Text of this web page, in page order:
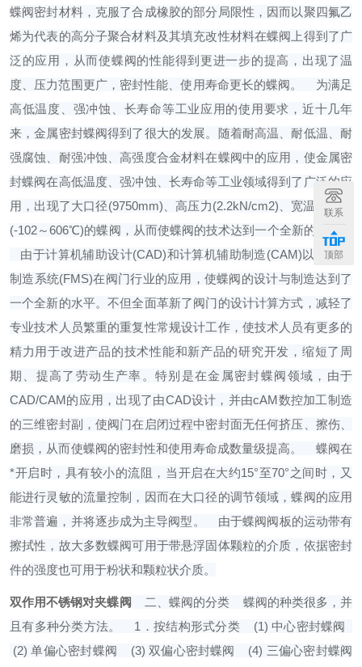
蝶阀密封材料，克服了合成橡胶的部分局限性，因而以聚四氟乙
烯为代表的高分子聚合材料及其填充改性材料在蝶阀上得到了广
泛的应用，从而使蝶阀的性能得到更进一步的提高，出现了温
度、压力范围更广，密封性能、使用寿命更长的蝶阀。
为满足
高低温度、强冲蚀、长寿命等工业应用的使用要求，近十几年
来，金属密封蝶阀得到了很大的发展。随着耐高温、耐低温、耐
强腐蚀、耐强冲蚀、高强度合金材料在蝶阀中的应用，使金属密
封蝶阀在高低温度、强冲蚀、长寿命等工业领域得到了广泛的应
用，出现了大口径(9750mm)、高压力(2.2kN/cm2)、宽温度范围
(-102～606℃)的蝶阀，从而使蝶阀的技术达到一个全新的水平。
由于计算机辅助设计(CAD)和计算机辅助制造(CAM)以及柔性
制造系统(FMS)在阀门行业的应用，使蝶阀的设计与制造达到了
一个全新的水平。不但全面革新了阀门的设计计算方式，减轻了
专业技术人员繁重的重复性常规设计工作，使技术人员有更多的
精力用于改进产品的技术性能和新产品的研究开发，缩短了周
期、提高了劳动生产率。特别是在金属密封蝶阀领域，由于
CAD/CAM的应用，出现了由CAD设计，并由cAM数控加工制造
的三维密封副，使阀门在启闭过程中密封面无任何挤压、擦伤、
磨损，从而使蝶阀的密封性和使用寿命成数量级提高。
蝶阀在
*开启时，具有较小的流阻，当开启在大约15°至70°之间时，又
能进行灵敏的流量控制，因而在大口径的调节领域，蝶阀的应用
非常普遍，并将逐步成为主导阀型。
由于蝶阀阀板的运动带有
擦拭性，故大多数蝶阀可用于带悬浮固体颗粒的介质，依据密封
件的强度也可用于粉状和颗粒状介质。
双作用不锈钢对夹蝶阀 二、蝶阀的分类 蝶阀的种类很多，并
且有多种分类方法。
1．按结构形式分类(1) 中心密封蝶阀
(2) 单偏心密封蝶阀 (3) 双偏心密封蝶阀 (4) 三偏心密封蝶阀
联系
顶部